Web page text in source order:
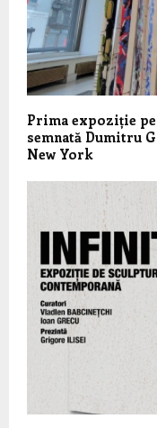
Prima expoziție
semnată Dumitru
New York